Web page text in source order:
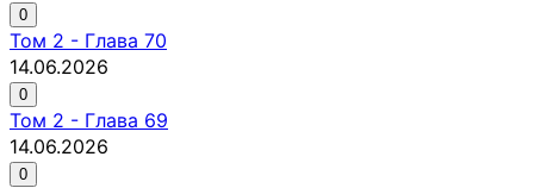
0
Том 2 - Глава 70
14.06.2026
0
Том 2 - Глава 69
14.06.2026
0